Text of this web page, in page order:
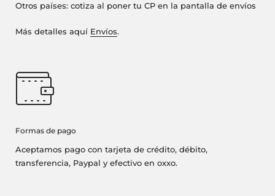
Otros países: cotiza al poner tu CP en la pantalla de envíos
Más detalles aquí Envíos.
Formas de pago
Aceptamos pago con tarjeta de crédito, débito,
transferencia, Paypal y efectivo en oxxo.